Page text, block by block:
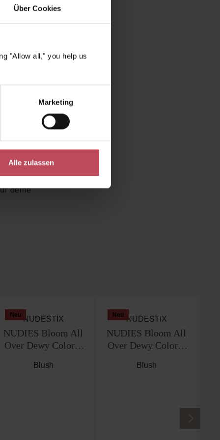
Über Cookies
"Allow all," you help us
Marketing
Alle zulassen
an
deine
Neu Neu
Over Dewy Color –